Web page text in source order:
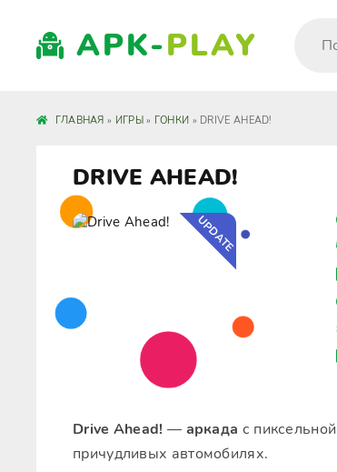
APK-PLAY
ГЛАВНАЯ » ИГРЫ» ГОНКИ » DRIVE AHEAD!
DRIVE AHEAD!
UPDATE
Drive Ahead! — аркада с
причудливых автомобилях.